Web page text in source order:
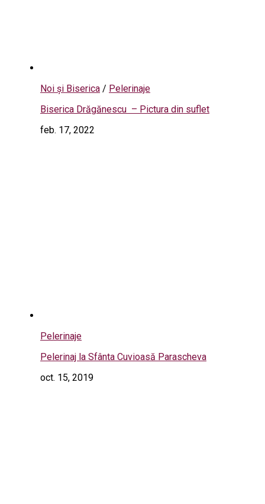
Noi și Biserica / Pelerinaje
Biserica Drăgănescu – Pictura din suflet
feb. 17, 2022
Pelerinaje
Pelerinaj la Sfânta Cuvioasă Parascheva
oct. 15, 2019